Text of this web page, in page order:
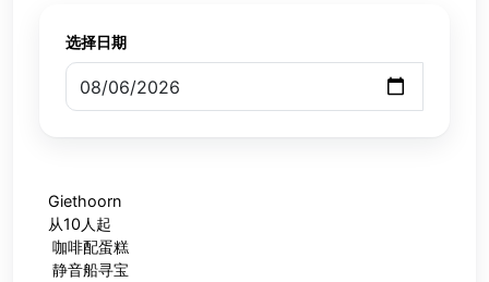
选择日期
Giethoorn
从10人起
咖啡配蛋糕
静音船寻宝